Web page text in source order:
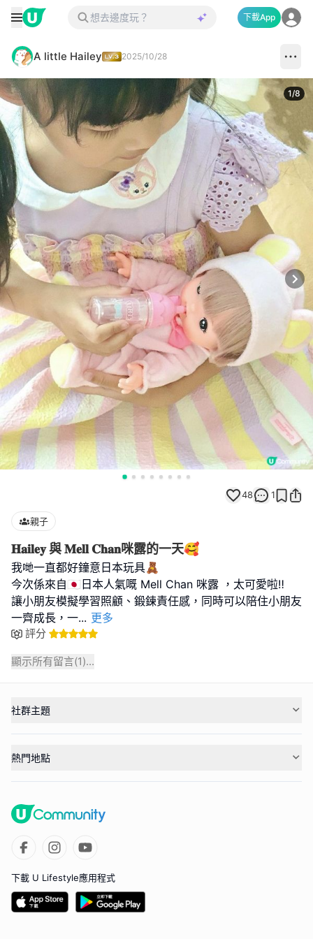
下載App
A little Hailey 2025/10/28
1/8
48 1
親子
𝐇𝐚𝐢𝐥𝐞𝐲 與 𝐌𝐞𝐥𝐥 𝐂𝐡𝐚𝐧咪露的一天🥰
我哋一直都好鐘意日本玩具🧸
今次係來自🇯🇵日本人氣嘅 Mell Chan 咪露 ，太可愛啦‼️
讓小朋友模擬學習照顧、鍛鍊責任感，同時可以陪住小朋友
一齊成長，一... 更多
評分
顯示所有留言(1)...
社群主題
熱門地點
下載 U Lifestyle應用程式